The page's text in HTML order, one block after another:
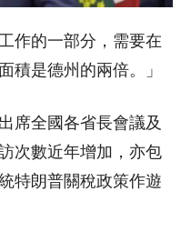
作的一部分，需要在
積是德州的兩倍。」
席全國各省長會議及
次數近年增加，亦包
特朗普關稅政策作遊